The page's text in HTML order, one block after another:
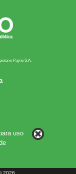
Payn​é S.A.
uso
2026